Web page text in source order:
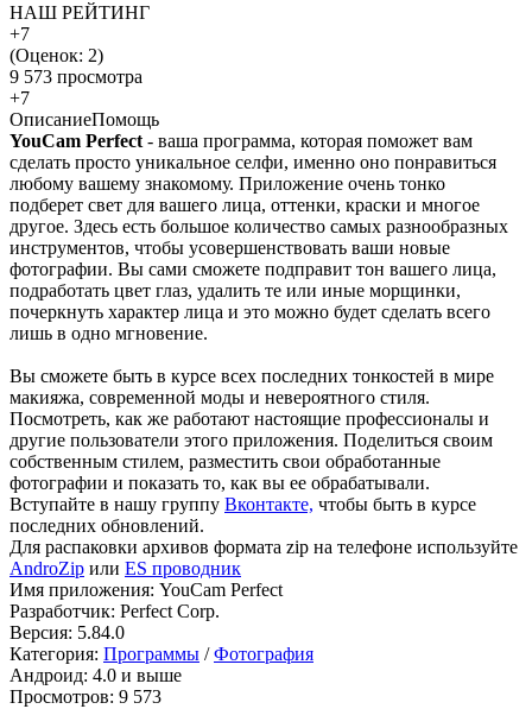
НАШ РЕЙТИНГ
+7
(Оценок: 2)
9 573 просмотра
+7
ОписаниеПомощь
YouCam Perfect - ваша программа, которая поможет вам
сделать просто уникальное селфи, именно оно понравиться
любому вашему знакомому. Приложение очень тонко
подберет свет для вашего лица, оттенки, краски и многое
другое. Здесь есть большое количество самых разнообразных
инструментов, чтобы усовершенствовать ваши новые
фотографии. Вы сами сможете подправит тон вашего лица,
подработать цвет глаз, удалить те или иные морщинки,
почеркнуть характер лица и это можно будет сделать всего
лишь в одно мгновение.
Вы сможете быть в курсе всех последних тонкостей в мире
макияжа, современной моды и невероятного стиля.
Посмотреть, как же работают настоящие профессионалы и
другие пользователи этого приложения. Поделиться своим
собственным стилем, разместить свои обработанные
фотографии и показать то, как вы ее обрабатывали.
Вступайте в нашу группу Вконтакте, чтобы быть в курсе
последних обновлений.
Для распаковки архивов формата zip на телефоне используйте
AndroZip или ES проводник
Имя приложения: YouCam Perfect
Разработчик: Perfect Corp.
Версия: 5.84.0
Категория: Программы /Фотография
Андроид: 4.0 и выше
Просмотров: 9 573